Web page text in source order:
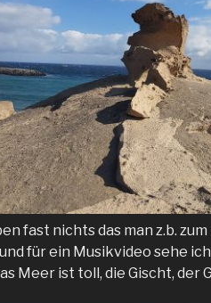
fast nichts das man z.b.
für ein Musikvideo sehe
Meer ist toll, die Gischt, der